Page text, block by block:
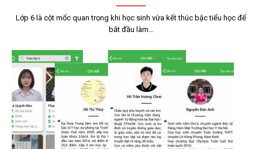
Lớp 6 là cột mốc quan trọng khi học sinh vừa kết thúc bậc tiểu học để
bắt đầu làm…